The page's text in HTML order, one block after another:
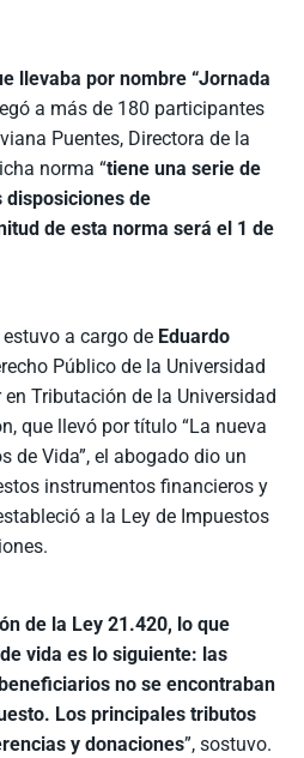
llevaba por nombre “Jornada
a más de 180 participantes
Puentes, Directora de la
norma “tiene una serie de
disposiciones de
de esta norma será el 1 de
a cargo de Eduardo
Público de la Universidad
Tributación de la Universidad
que llevó por título “La nueva
de Vida”, el abogado dio un
instrumentos financieros y
a la Ley de Impuestos
de la Ley 21.420, lo que
vida es lo siguiente: las
no se encontraban
Los principales tributos
y donaciones”, sostuvo.